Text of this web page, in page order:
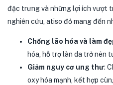
đặc trưng và những lợi ích vượt
nghiên cứu, atiso đỏ mang đến
Chống lão hóa và làm
hóa, hỗ trợ làn da trở nên
Giảm nguy cơ ung thư:
oxy hóa mạnh, kết hợp